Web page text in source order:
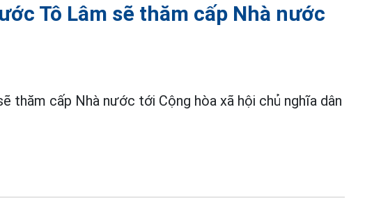
Tô Lâm sẽ thăm cấp Nhà nước
thăm cấp Nhà nước tới Cộng hòa xã hội chủ nghĩa dân